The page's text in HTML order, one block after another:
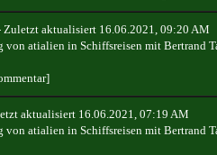
Zuletzt aktualisiert 16.06.2021, 09:20 AM
von atialienin Schiffsreisen mit Bertrand
aktualisiert 16.06.2021, 07:19 AM
von atialienin Schiffsreisen mit Bertrand